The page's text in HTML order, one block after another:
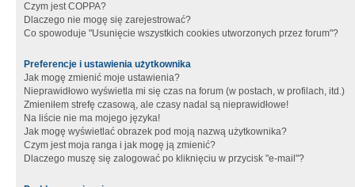
Czym jest COPPA?
Dlaczego nie mogę się zarejestrować?
Co spowoduje "Usunięcie wszystkich cookies utworzonych przez forum"?
Preferencje i ustawienia użytkownika
Jak mogę zmienić moje ustawienia?
Nieprawidłowo wyświetla mi się czas na forum (w postach, w profilach, itd.)
Zmieniłem strefę czasową, ale czasy nadal są nieprawidłowe!
Na liście nie ma mojego języka!
Jak mogę wyświetlać obrazek pod moją nazwą użytkownika?
Czym jest moja ranga i jak mogę ją zmienić?
Dlaczego muszę się zalogować po kliknięciu w przycisk "e-mail"?